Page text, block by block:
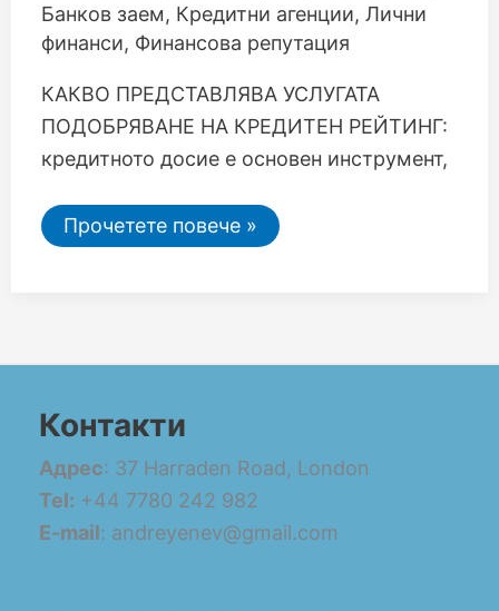
Банков заем, Кредитни агенции, Лични
финанси, Финансова репутация
КАКВО ПРЕДСТАВЛЯВА УСЛУГАТА
ПОДОБРЯВАНЕ НА КРЕДИТЕН РЕЙТИНГ:
кредитното досие е основен инструмент,
Прочетете повече »
Контакти
Адрес: 37 Harraden Road, London
Tel: +44 7780 242 982
E-mail: andreyenev@gmail.com